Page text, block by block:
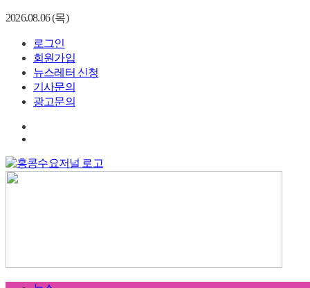
2026.08.06 (목)
로그인
회원가입
뉴스레터 신청
기사문의
광고문의